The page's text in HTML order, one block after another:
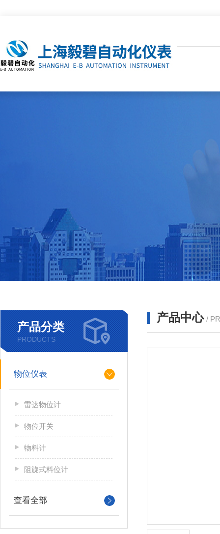
产品分类
PRODUCTS
物位仪表
雷达物位计
物位开关
物料计
阻旋式料位计
查看全部
产品中心 /